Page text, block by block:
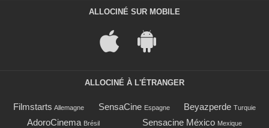
ALLOCINÉ SUR MOBILE
ALLOCINÉ À L'ÉTRANGER
Filmstarts Allemagne SensaCine Espagne Beyazperde Turquie
AdoroCinema Brésil Sensacine México Mexique